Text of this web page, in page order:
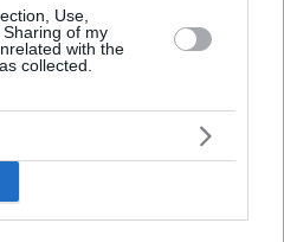
Use,
of my
with the
collected.